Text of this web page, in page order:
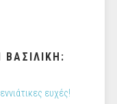
ΒΑΣΙΛΙΚΗ:
ευχές!